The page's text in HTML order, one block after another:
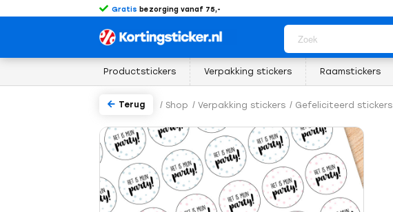
Gratis bezorging vanaf 75,-
/ Shop / Verpakking stickers / Gefeliciteerd stickers
Productstickers Verpakking stickers Raamstickers
Terug